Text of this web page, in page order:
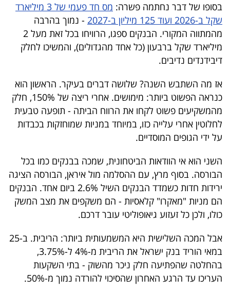
בסופו של דבר נחתמה פשרה:
מס חד פעמי של 3 מיליארד
שקל ב-2026 ועוד 125 מיליון ב-2027
- נמוך בהרבה
מהמתווה המקורי. הבנקים ספגו, הרוויחו בכל זאת מעל 2
מיליארד שקל ברבעון (כל אחד מהגדולים), והמשיכו לחלק
דיבידנדים נדיבים.
אז מה השתבש השנה? שלושה דברים בעיקר. הראשון הוא
כנראה הפשוט ביותר: מימושים. אחרי ריצה של 150%, חלק
מהמשקיעים פשוט לקחו את הרווח הביתה - תופעה טבעית
לחלוטין אחרי עלייה כזו, במיוחד במניות שמוחזקות בכבדות
על ידי הגופים המוסדיים.
השני הוא אי הוודאות הביטחונית, שמכה בבנקים כמו בכל
הבורסה. בסוף מרץ, עם ההסלמה מול איראן, הבורסה הציגה
ירידות חדות כשמדד הבנקים השיל 2.6% ביום אחד. הבנקים
הם מניות "מאקרו" קלאסיות - הם משקפים את מצב המשק
כולו, ולכן כל זעזוע גיאופוליטי עובר דרכם.
אבל המכה השלישית היא המשמעותית ביותר: הריבית. ב-25
במאי הוריד בנק ישראל את הריבית מ-4% ל-3.75%,
בהחלטה שהפתיעה חלק ניכר מהשוק - בתי השקעות
העריכו עד הרגע האחרון שהסיכוי להורדה נמוך מ-50%.